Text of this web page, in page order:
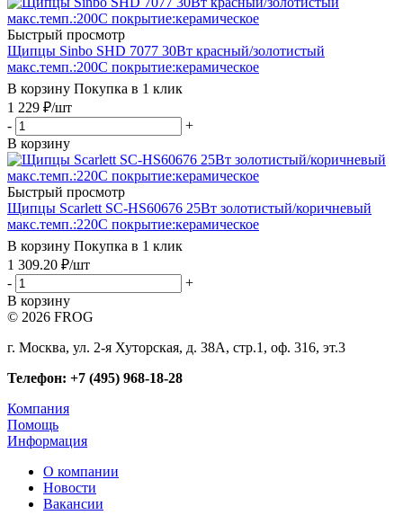
Быстрый просмотр
Щипцы Sinbo SHD 7077 30Вт красный/золотистый
макс.темп.:200С покрытие:керамическое
В корзину Покупка в 1 клик
1 229 ₽/шт
-
+
В корзину
Быстрый просмотр
Щипцы Scarlett SC-HS60676 25Вт золотистый/коричневый
макс.темп.:220С покрытие:керамическое
В корзину Покупка в 1 клик
1 309.20 ₽/шт
-
+
В корзину
© 2026 FROG
г. Москва, ул. 2-я Хуторская, д. 38А, стр.1, оф. 316, эт.3
Телефон: +7 (495) 968-18-28
Компания
Помощь
Информация
О компании
Новости
Вакансии